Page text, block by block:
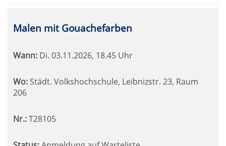
Malen mit Gouachefarben
Wann: Di. 03.11.2026, 18.45 Uhr
Wo: Städt. Volkshochschule, Leibnizstr. 23, Raum
206
Nr.:T28105